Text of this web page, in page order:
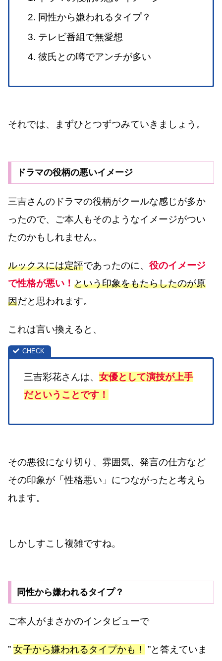
同性から嫌われるタイプ？
テレビ番組で無愛想
彼氏との噂でアンチが多い
それでは、まずひとつずつみていきましょう。
ドラマの役柄の悪いイメージ
三吉さんのドラマの役柄がクールな感じが多か
ったので、ご本人もそのようなイメージがつい
たのかもしれません。
ルックスには定評であったのに、 役のイメージ
で性格が悪い！ という印象をもたらしたのが原
因だと思われます。
これは言い換えると、
三吉彩花さんは、 女優として演技が上手
だということです！
その悪役になり切り、雰囲気、発言の仕方など
その印象が「性格悪い」につながったと考えら
れます。
しかしすこし複雑ですね。
同性から嫌われるタイプ？
ご本人がまさかのインタビューで
” 女子から嫌われるタイプかも！
”と答えていま